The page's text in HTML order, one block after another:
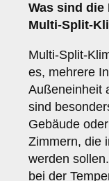
Was sind die
Multi-Split-
Multi-Split-
es, mehrere
Außeneinheit
sind
Gebäude
Zimmern, die
werden
bei der